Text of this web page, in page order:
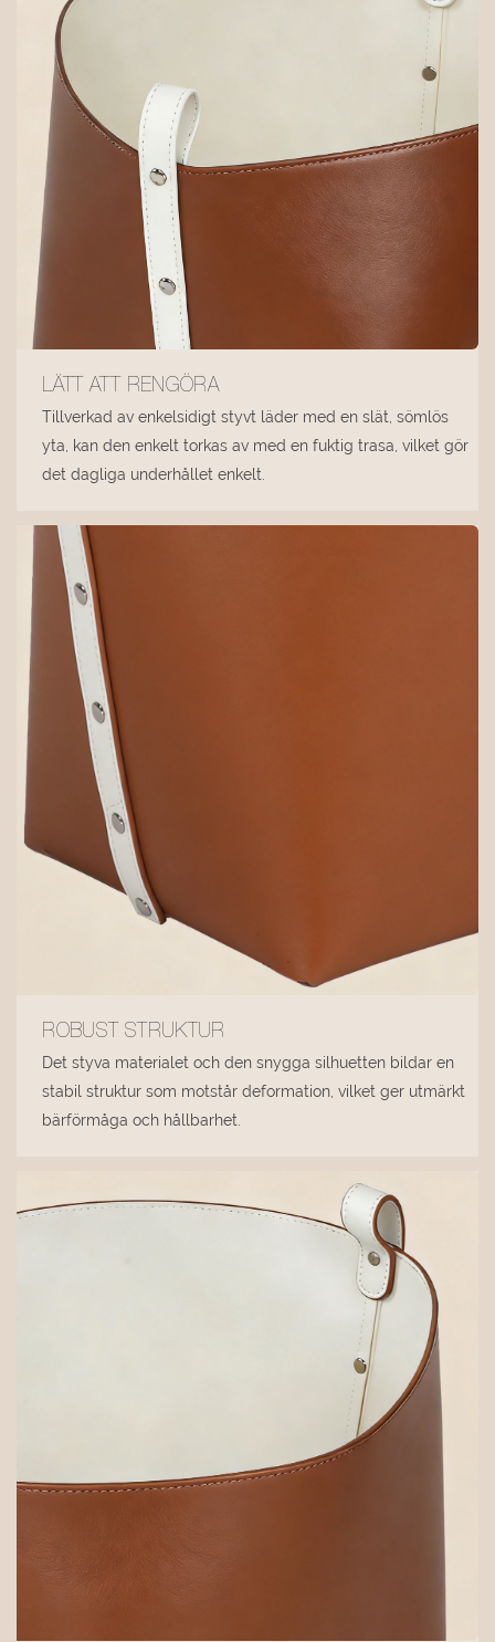
LÄTT ATT RENGÖRA
Tillverkad av enkelsidigt styvt läder med en slät, sömlös
yta, kan den enkelt torkas av med en fuktig trasa, vilket gör
det dagliga underhållet enkelt.
ROBUST STRUKTUR
Det styva materialet och den snygga silhuetten bildar en
stabil struktur som motstår deformation, vilket ger utmärkt
bärförmåga och hållbarhet.